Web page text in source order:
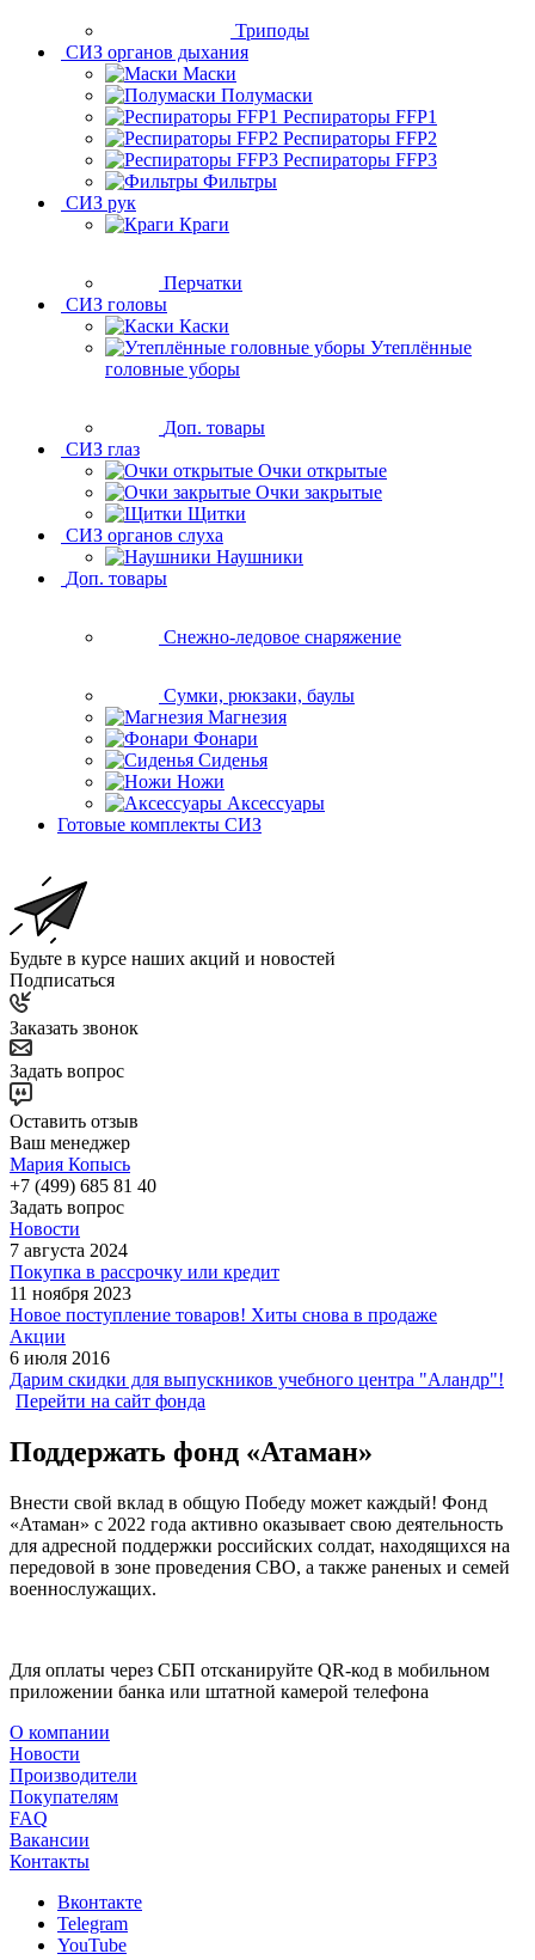
Триподы
СИЗ органов дыхания
Маски
Полумаски
Респираторы FFP1
Респираторы FFP2
Респираторы FFP3
Фильтры
СИЗ рук
Краги
Перчатки
СИЗ головы
Каски
Утеплённые
головные уборы
Доп. товары
СИЗ глаз
Очки открытые
Очки закрытые
Щитки
СИЗ органов слуха
Наушники
Доп. товары
Снежно-ледовое снаряжение
Сумки, рюкзаки, баулы
Магнезия
Фонари
Сиденья
Ножи
Аксессуары
Готовые комплекты СИЗ
Будьте в курсе наших акций и новостей
Подписаться
Заказать звонок
Задать вопрос
Оставить отзыв
Ваш менеджер
Мария Копысь
+7 (499) 685 81 40
Задать вопрос
Новости
7 августа 2024
Покупка в рассрочку или кредит
11 ноября 2023
Новое поступление товаров! Хиты снова в продаже
Акции
6 июля 2016
Дарим скидки для выпускников учебного центра "Аландр"!
Перейти на сайт фонда
Поддержать фонд «Атаман»
Внести свой вклад в общую Победу может каждый! Фонд
«Атаман» с 2022 года активно оказывает свою деятельность
для адресной поддержки российских солдат, находящихся на
передовой в зоне проведения СВО, а также раненых и семей
военнослужащих.
Для оплаты через СБП отсканируйте QR-код в мобильном
приложении банка или штатной камерой телефона
О компании
Новости
Производители
Покупателям
FAQ
Вакансии
Контакты
Вконтакте
Telegram
YouTube